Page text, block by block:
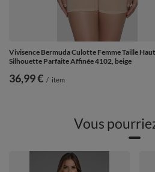
Vivisence Bermuda Culotte Femme Taille
Silhouette Parfaite Affinée 4102, beige
36,99 € / item
Vous